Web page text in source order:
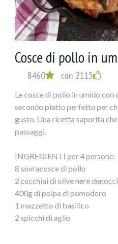
l` uovo, il pane ammollato e
Mescolate ed amalgamate
risultare troppo morbido
Tagliate a rondelle le olive
impastate il tutto. Trasferite il
carta forno e formate un
una padella e lasciatevi
lati 7/8 minuti. Spegnete e
Preriscaldate il forno a 180 °.
un foglio di carta forno
spessore di 3/4 mm. Mettete
Ricavate dalla restante pasta
adagiatele sopra il polpettone.
tuorlo sbattuto ed infornate 40
servite il polpettone tiepido
piacere.
Cosce di pollo in
8460 con 2115
Le cosce di pollo in umido con
secondo piatto perfetto per
gusto. Una ricetta saporita
passaggi.
INGREDIENTI per 4 persone:
8 sovracosce di pollo
2 cucchiai di olive nere
400g di polpa di pomodoro
1 mazzetto di basilico
2 spicchi di aglio